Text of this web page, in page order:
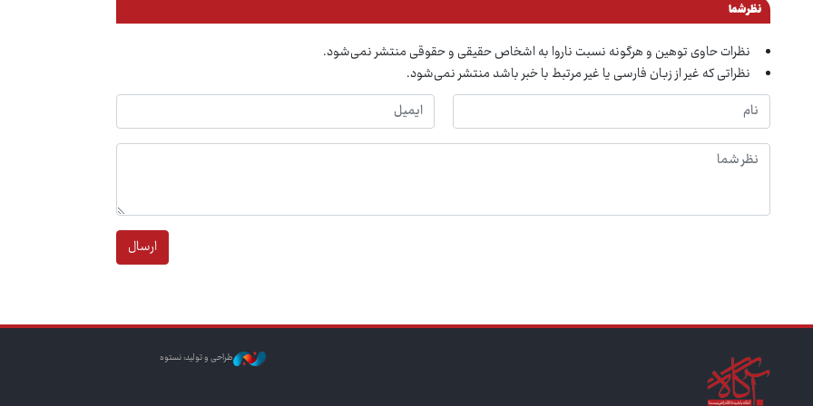
نظر شما
نظرات حاوی توهین و هرگونه نسبت ناروا به اشخاص حقیقی و حقوقی منتشر نمی‌شود.
نظراتی که غیر از زبان فارسی یا غیر مرتبط با خبر باشد منتشر نمی‌شود.
ارسال
طراحی و تولید: نستوه